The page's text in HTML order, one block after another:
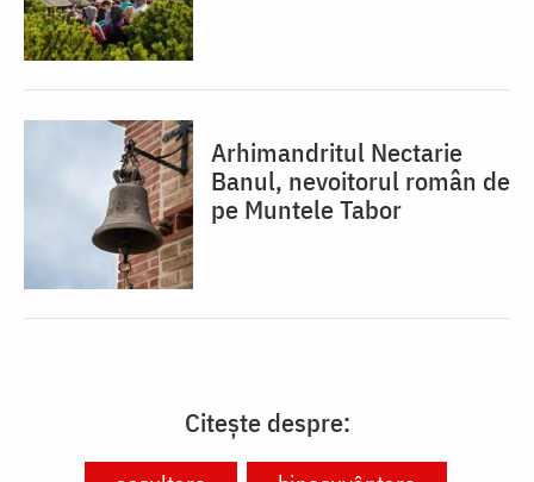
Arhimandritul Nectarie
Banul, nevoitorul român de
pe Muntele Tabor
Citește despre: